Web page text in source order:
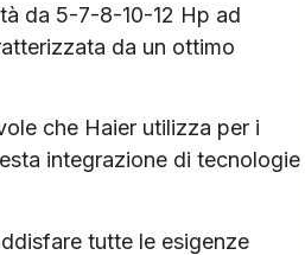
da 5-7-8-10-12 Hp ad
da un ottimo
che Haier utilizza per i
integrazione di tecnologie
tutte le esigenze